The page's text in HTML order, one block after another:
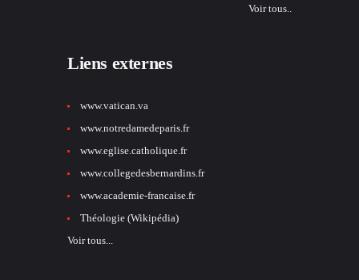
Voir tous..
Liens externes
www.vatican.va
www.notredamedeparis.fr
www.eglise.catholique.fr
www.collegedesbernardins.fr
www.academie-francaise.fr
Théologie (Wikipédia)
Voir tous...